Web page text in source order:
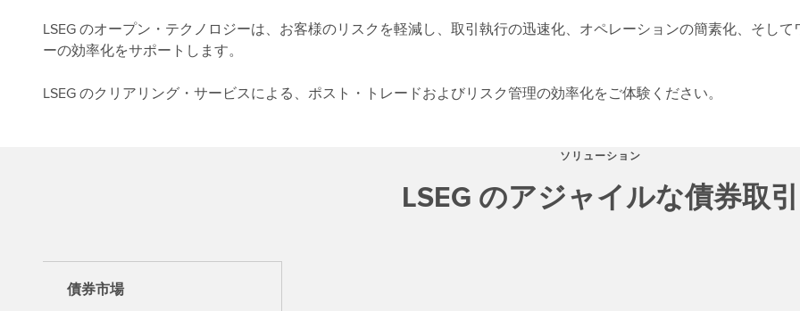
LSEG のオープン・テクノロジーは、お客様のリスクを軽減し、取引執行の迅速化、オペレーションの簡素化、そして
ーの効率化をサポートします。
LSEG のクリアリング・サービスによる、ポスト・トレードおよびリスク管理の効率化をご体験ください。
ソリューション
LSEG のアジャイルな債券取引
債券市場